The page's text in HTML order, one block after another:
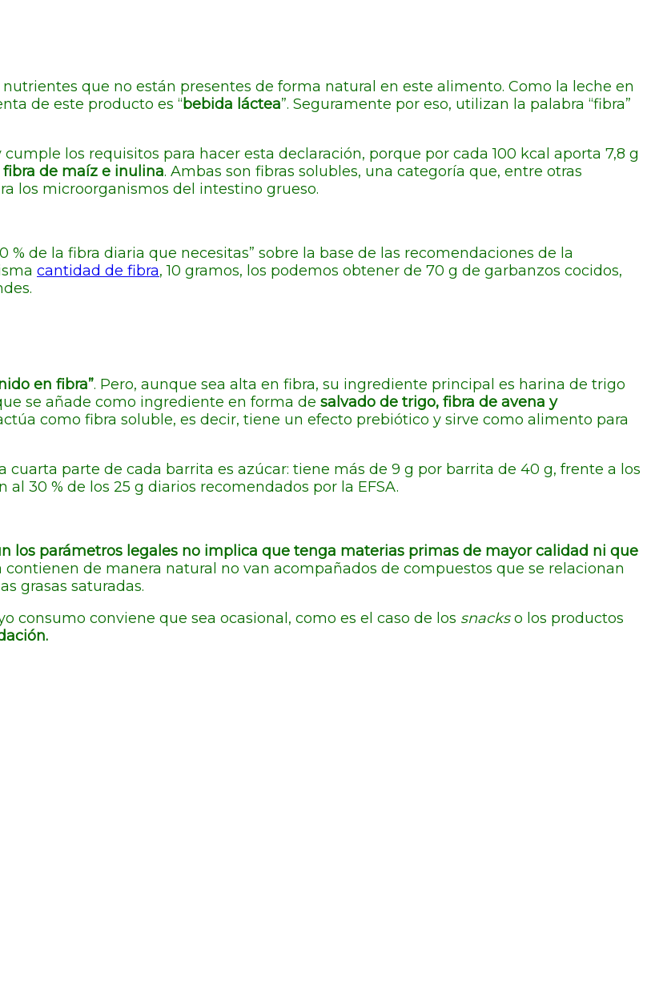
que no están presentes de forma natural en este alimento. Como la leche en
de este producto es “bebida láctea”. Seguramente por eso, utilizan la palabra “fibra”
cumple los requisitos para hacer esta declaración, porque por cada 100 kcal aporta 7,8 g
fibra de maíz e inulina. Ambas son fibras solubles, una categoría que, entre otras
los microorganismos del intestino grueso.
de la fibra diaria que necesitas” sobre la base de las recomendaciones de la
cantidad de fibra, 10 gramos, los podemos obtener de 70 g de garbanzos cocidos,
en fibra”. Pero, aunque sea alta en fibra, su ingrediente principal es harina de trigo
se añade como ingrediente en forma de salvado de trigo, fibra de avena y
como fibra soluble, es decir, tiene un efecto prebiótico y sirve como alimento para
cuarta parte de cada barrita es azúcar: tiene más de 9 g por barrita de 40 g, frente a los
30 % de los 25 g diarios recomendados por la EFSA.
los parámetros legales no implica que tenga materias primas de mayor calidad ni que
de manera natural no van acompañados de compuestos que se relacionan
grasas saturadas.
conviene que sea ocasional, como es el caso de los snackso los productos